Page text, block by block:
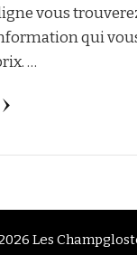
vous
qui
…
Les